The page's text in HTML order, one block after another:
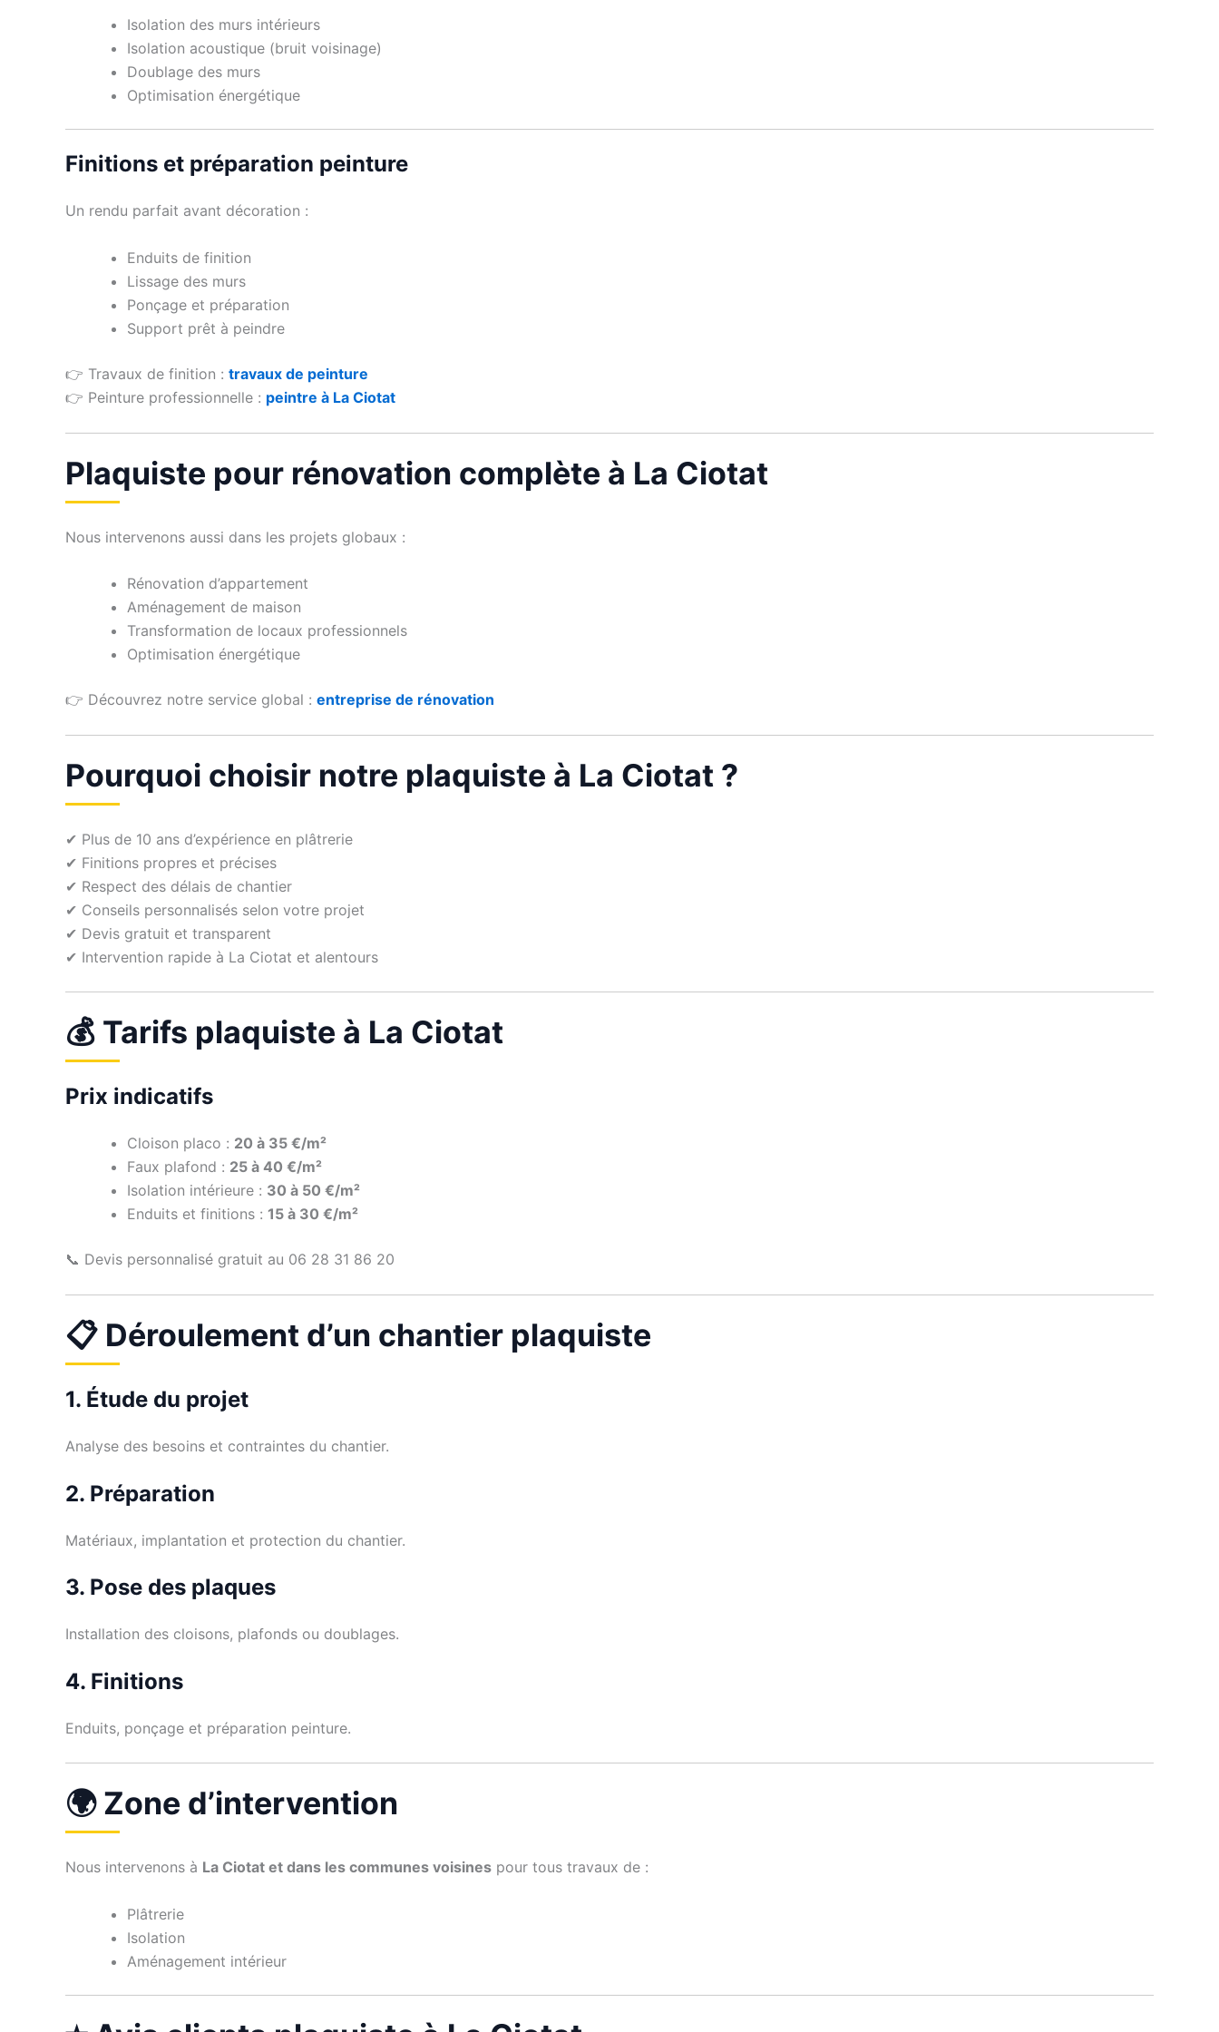
Isolation des murs intérieurs
Isolation acoustique (bruit voisinage)
Doublage des murs
Optimisation énergétique
Finitions et préparation peinture
Un rendu parfait avant décoration :
Enduits de finition
Lissage des murs
Ponçage et préparation
Support prêt à peindre
👉 Travaux de finition : travaux de peinture
👉 Peinture professionnelle : peintre à La Ciotat
Plaquiste pour rénovation complète à La Ciotat
Nous intervenons aussi dans les projets globaux :
Rénovation d’appartement
Aménagement de maison
Transformation de locaux professionnels
Optimisation énergétique
👉 Découvrez notre service global : entreprise de rénovation
Pourquoi choisir notre plaquiste à La Ciotat ?
✔ Plus de 10 ans d’expérience en plâtrerie
✔ Finitions propres et précises
✔ Respect des délais de chantier
✔ Conseils personnalisés selon votre projet
✔ Devis gratuit et transparent
✔ Intervention rapide à La Ciotat et alentours
💰 Tarifs plaquiste à La Ciotat
Prix indicatifs
Cloison placo : 20 à 35 €/m²
Faux plafond : 25 à 40 €/m²
Isolation intérieure : 30 à 50 €/m²
Enduits et finitions : 15 à 30 €/m²
📞 Devis personnalisé gratuit au 06 28 31 86 20
📋 Déroulement d’un chantier plaquiste
1. Étude du projet
Analyse des besoins et contraintes du chantier.
2. Préparation
Matériaux, implantation et protection du chantier.
3. Pose des plaques
Installation des cloisons, plafonds ou doublages.
4. Finitions
Enduits, ponçage et préparation peinture.
🌍 Zone d’intervention
Nous intervenons à La Ciotat et dans les communes voisines pour tous travaux de :
Plâtrerie
Isolation
Aménagement intérieur